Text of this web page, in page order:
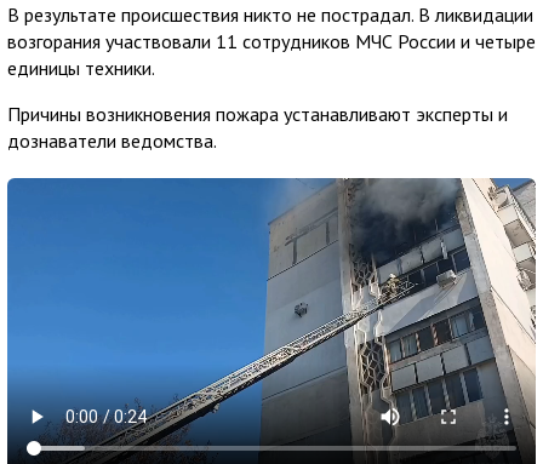
В результате происшествия никто не пострадал. В ликвидации
возгорания участвовали 11 сотрудников МЧС России и четыре
единицы техники.
Причины возникновения пожара устанавливают эксперты и
дознаватели ведомства.